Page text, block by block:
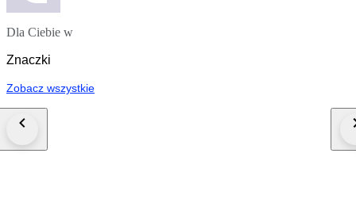
Dla Ciebie w
Znaczki
Zobacz wszystkie